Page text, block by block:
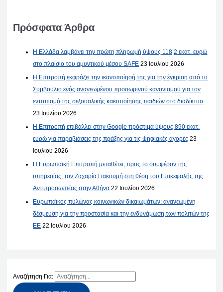
Πρόσφατα Άρθρα
Η Ελλάδα λαμβάνει την πρώτη πληρωμή ύψους 118,2 εκατ. ευρώ
στο πλαίσιο του αμυντικού μέσου SAFE 23 Ιουλίου 2026
Η Επιτροπή εκφράζει την ικανοποίησή της για την έγκριση από το
Συμβούλιο ενός ανανεωμένου προσωρινού κανονισμού για τον
εντοπισμό της σεξουαλικής κακοποίησης παιδιών στο διαδίκτυο
23 Ιουλίου 2026
Η Επιτροπή επιβάλλει στην Google πρόστιμα ύψους 890 εκατ.
ευρώ για παραβιάσεις της πράξης για τις ψηφιακές αγορές 23
Ιουλίου 2026
Η Ευρωπαϊκή Επιτροπή μεταθέτει, προς το συμφέρον της
υπηρεσίας, τον Ζαχαρία Γιακουμή στη θέση του Επικεφαλής της
Αντιπροσωπείας στην Αθήνα 22 Ιουλίου 2026
Ευρωπαϊκός πυλώνας κοινωνικών δικαιωμάτων: ανανεωμένη
δέσμευση για την προστασία και την ενδυνάμωση των πολιτών της
ΕΕ 22 Ιουλίου 2026
Αναζήτηση Για: